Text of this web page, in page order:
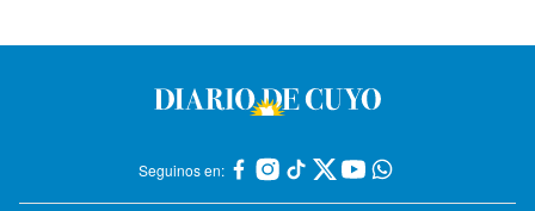
Seguinos en: